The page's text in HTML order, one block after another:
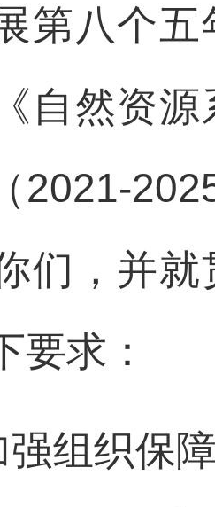
第八个
自然资
2021-
们，并
要求：
强组织保